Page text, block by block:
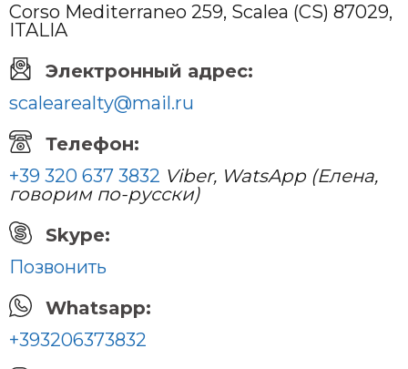
Corso Mediterraneo 259, Scalea (CS) 87029,
ITALIA
Электронный адрес:
scalearealty@mail.ru
Телефон:
+39 320 637 3832 Viber, WatsApp (Елена,
говорим по-русски)
Skype:
Позвонить
Whatsapp:
+393206373832